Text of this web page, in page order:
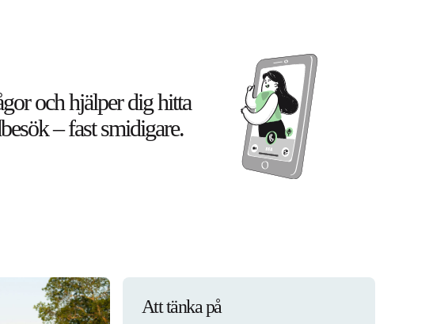
och hjälper dig hitta
– fast smidigare.
Att tänka på